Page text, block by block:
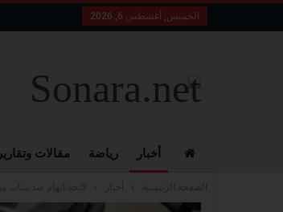
الخميس, أغسطس 6, 2026
أخبار رياضة مقالات وتقارير